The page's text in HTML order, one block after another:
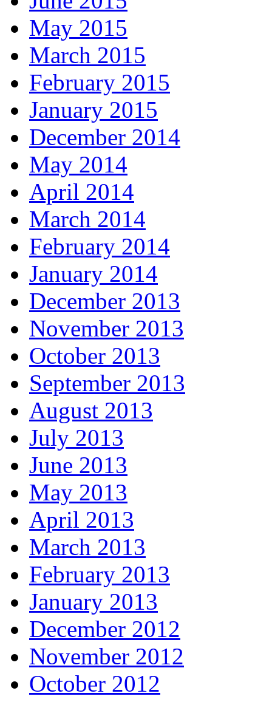
May 2015
March 2015
February 2015
January 2015
December 2014
May 2014
April 2014
March 2014
February 2014
January 2014
December 2013
November 2013
October 2013
September 2013
August 2013
July 2013
June 2013
May 2013
April 2013
March 2013
February 2013
January 2013
December 2012
November 2012
October 2012